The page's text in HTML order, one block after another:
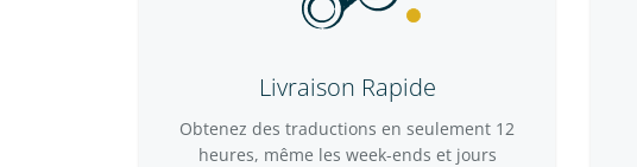
Livraison Rapide
Obtenez des traductions en seulement 12
heures, même les week-ends et jours